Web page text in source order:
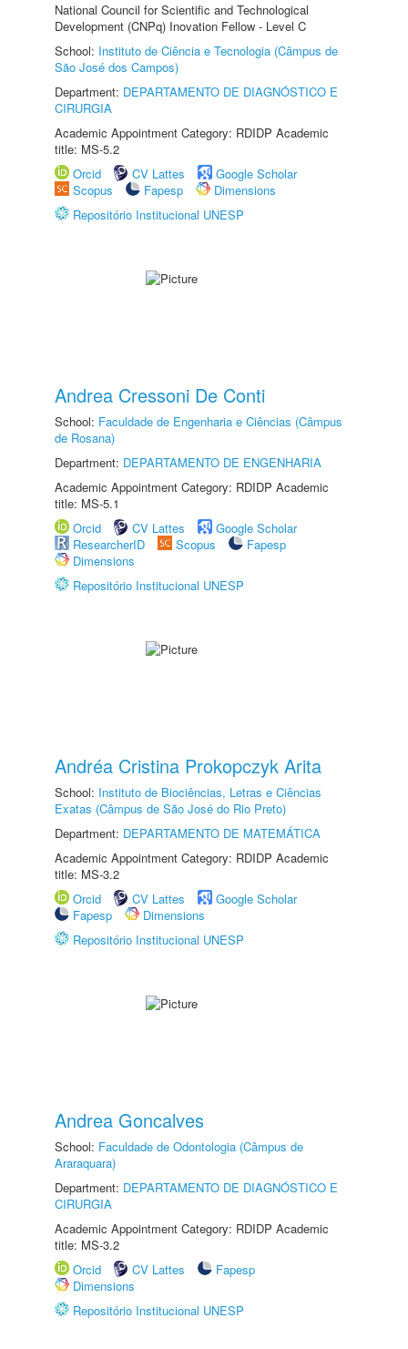
National Council for Scientific and Technological
Development (CNPq) Inovation Fellow - Level C
School: Instituto de Ciência e Tecnologia (Câmpus de
São José dos Campos)
Department: DEPARTAMENTO DE DIAGNÓSTICO E
CIRURGIA
Academic Appointment Category: RDIDP Academic
title: MS-5.2
Orcid
CV Lattes
Google Scholar
Scopus
Fapesp
Dimensions
Repositório Institucional UNESP
Andrea Cressoni De Conti
School: Faculdade de Engenharia e Ciências (Câmpus
de Rosana)
Department: DEPARTAMENTO DE ENGENHARIA
Academic Appointment Category: RDIDP Academic
title: MS-5.1
Orcid
CV Lattes
Google Scholar
ResearcherID
Scopus
Fapesp
Dimensions
Repositório Institucional UNESP
Andréa Cristina Prokopczyk Arita
School: Instituto de Biociências, Letras e Ciências
Exatas (Câmpus de São José do Rio Preto)
Department: DEPARTAMENTO DE MATEMÁTICA
Academic Appointment Category: RDIDP Academic
title: MS-3.2
Orcid
CV Lattes
Google Scholar
Fapesp
Dimensions
Repositório Institucional UNESP
Andrea Goncalves
School: Faculdade de Odontologia (Câmpus de
Araraquara)
Department: DEPARTAMENTO DE DIAGNÓSTICO E
CIRURGIA
Academic Appointment Category: RDIDP Academic
title: MS-3.2
Orcid
CV Lattes
Fapesp
Dimensions
Repositório Institucional UNESP